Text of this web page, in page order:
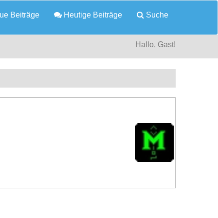
Beiträge Heutige Beiträge Suche
Hallo, Gast!